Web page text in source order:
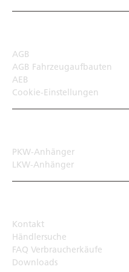
AGB
AGB Fahrzeugaufbauten
AEB
Cookie-Einstellungen
PKW-Anhänger
LKW-Anhänger
Kontakt
Händlersuche
FAQ Verbraucherkäufe
Downloads